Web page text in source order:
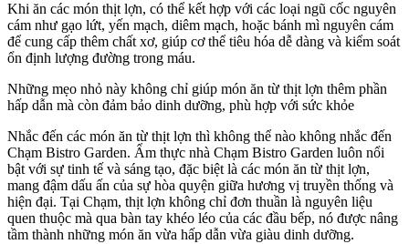
Khi ăn các món thịt lợn, có thể kết hợp với các loại ngũ cốc nguyên
cám như gạo lứt, yến mạch, diêm mạch, hoặc bánh mì nguyên cám
để cung cấp thêm chất xơ, giúp cơ thể tiêu hóa dễ dàng và kiểm soát
ổn định lượng đường trong máu.
Những mẹo nhỏ này không chỉ giúp món ăn từ thịt lợn thêm phần
hấp dẫn mà còn đảm bảo dinh dưỡng, phù hợp với sức khỏe
Nhắc đến các món ăn từ thịt lợn thì không thể nào không nhắc đến
Chạm Bistro Garden. Ẩm thực nhà Chạm Bistro Garden luôn nổi
bật với sự tinh tế và sáng tạo, đặc biệt là các món ăn từ thịt lợn,
mang đậm dấu ấn của sự hòa quyện giữa hương vị truyền thống và
hiện đại. Tại Chạm, thịt lợn không chỉ đơn thuần là nguyên liệu
quen thuộc mà qua bàn tay khéo léo của các đầu bếp, nó được nâng
tầm thành những món ăn vừa hấp dẫn vừa giàu dinh dưỡng.